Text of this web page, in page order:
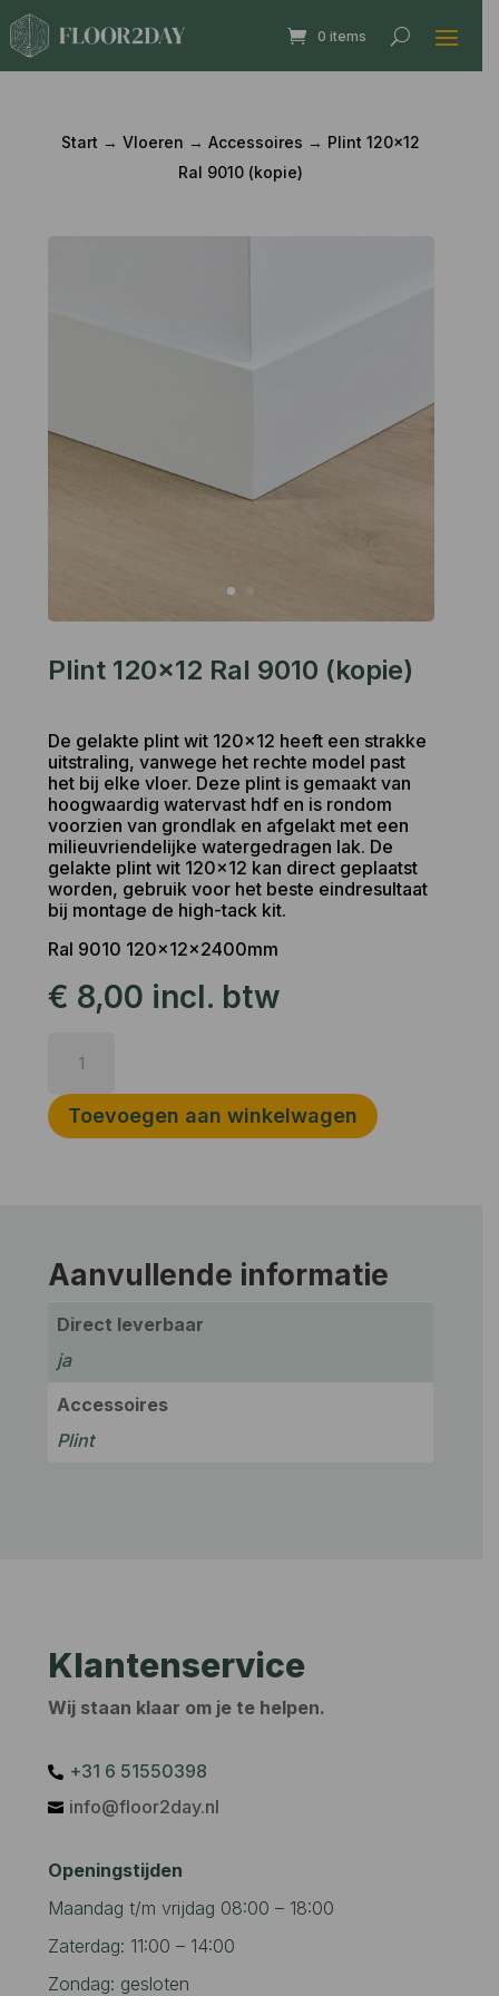
0 items
Start →Vloeren →Accessoires → Plint 120×12
Ral 9010 (kopie)
Plint 120×12 Ral 9010 (kopie)
De gelakte plint wit 120x12 heeft een strakke
uitstraling, vanwege het rechte model past
het bij elke vloer. Deze plint is gemaakt van
hoogwaardig watervast hdf en is rondom
voorzien van grondlak en afgelakt met een
milieuvriendelijke watergedragen lak. De
gelakte plint wit 120x12 kan direct geplaatst
worden, gebruik voor het beste eindresultaat
bij montage de high-tack kit.
Ral 9010 120x12x2400mm
€ 8,00 incl. btw
120x12
Ral
9010
Toevoegen aan winkelwagen
Aanvullende informatie
Direct leverbaar
ja
Accessoires
Plint
Klantenservice
Wij staan klaar om je te helpen.
 +31 6 51550398‬
 info@floor2day.nl
Openingstijden
Maandag t/m vrijdag 08:00 – 18:00
Zaterdag: 11:00 – 14:00
Zondag: gesloten